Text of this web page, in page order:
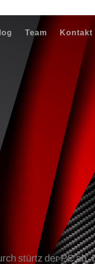
Team Kontakt
stürtz der PC ab.